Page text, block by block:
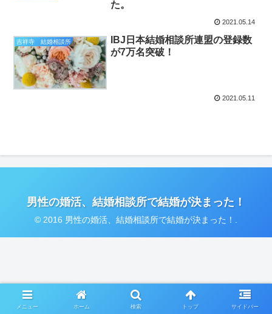
た。
2021.05.14
吉祥寺 結婚相談所
IBJ日本結婚相談所連盟の登録数
が7万名突破！
2021.05.11
男性の婚活、結婚相談所で結婚が決まった！
© 2016 男性の婚活、結婚相談所で結婚が決まった！.
メニュー ホーム 検索 トップ サイドバー